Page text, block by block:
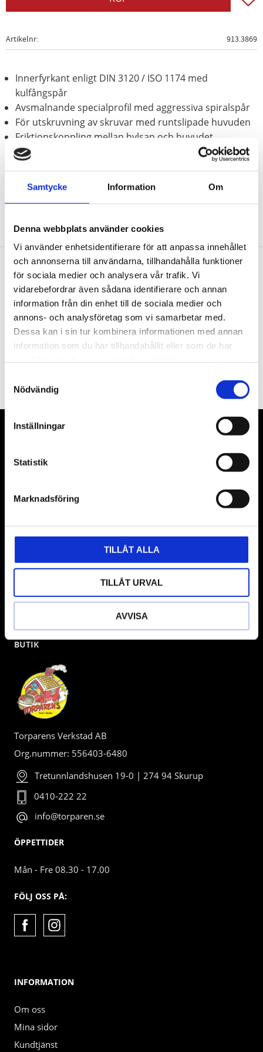
Samtycke Information Om
Denna webbplats använder cookies
Vi använder enhetsidentifierare för att anpassa innehållet
och annonserna till användarna, tillhandahålla funktioner
för sociala medier och analysera vår trafik. Vi
vidarebefordrar även sådana identifierare och annan
information från din enhet till de sociala medier och
annons- och analysföretag som vi samarbetar med.
Dessa kan i sin tur kombinera informationen med annan
information som du har tillhandahållit eller som de har
Nödvändig
Inställningar
Statistik
Marknadsföring
TILLÅT ALLA
TILLÅT URVAL
AVVISA
Artikelnr 913.3869
Innerfyrkant enligt DIN 3120 / ISO 1174 med
kulfångspår
Avsmalnande specialprofil med aggressiva spiralspår
För utskruvning av skruvar med runtslipade huvuden
Friktionskoppling mellan hylsan och huvudet
Behandlat med fosfor
Nyhetsbrev
PRENUMERERA
Våra främsta leverantörer är KS Tools verktyg, ATH billyftar
gärna om vad som helst då vi gör vårt yttersta för att hjälpa
BUTIK
Torparens Verkstad AB
Org.nummer: 556403-6480
Tretunnlandshusen 19-0 | 274 94 Skurup
0410-222 22
info@torparen.se
ÖPPETTIDER
Mån - Fre 08.30 - 17.00
FÖLJ OSS PÅ:
INFORMATION
Om oss
Mina sidor
Kundtjänst